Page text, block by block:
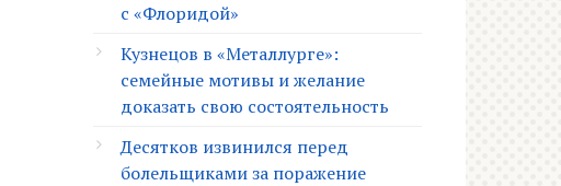
с «Флоридой»
Кузнецов в «Металлурге»:
семейные мотивы и желание
доказать свою состоятельность
Десятков извинился перед
болельщиками за поражение